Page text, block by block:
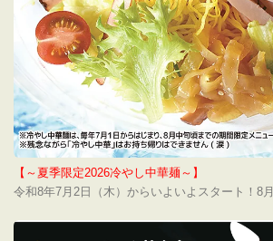
【～夏季限定2026冷やし中華麺～】
令和8年7月2日（木）からいよいよスタート！8